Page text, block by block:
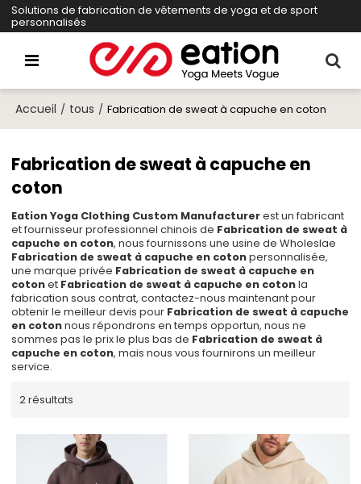
Solutions de fabrication de vêtements de yoga et de sport
personnalisés
Accueil / tous / Fabrication de sweat à capuche en coton
Fabrication de sweat à capuche en
coton
Eation Yoga Clothing Custom Manufacturerest un fabricant
et fournisseur professionnel chinois de Fabrication de sweat à
capuche en coton, nous fournissons une usine de Wholeslae
Fabrication de sweat à capuche en cotonpersonnalisée,
une marque privée Fabrication de sweat à capuche en
cotonet Fabrication de sweat à capuche en cotonla
fabrication sous contrat, contactez-nous maintenant pour
obtenir le meilleur devis pour Fabrication de sweat à capuche
en cotonnous répondrons en temps opportun, nous ne
sommes pas le prix le plus bas de Fabrication de sweat à
capuche en coton, mais nous vous fournirons un meilleur
service.
2 résultats